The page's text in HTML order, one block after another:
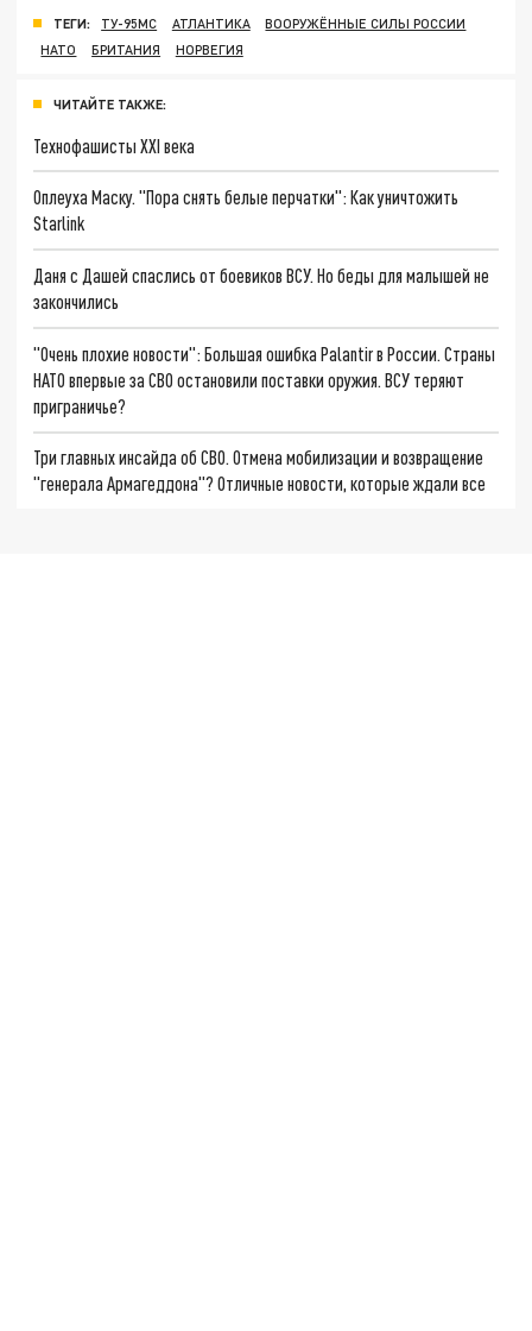
ТЕГИ: ТУ-95МС АТЛАНТИКА
ВООРУЖЁННЫЕ СИЛЫ РОССИИ
НАТО
БРИТАНИЯ НОРВЕГИЯ
ЧИТАЙТЕ ТАКЖЕ:
Технофашисты XXI века
Оплеуха Маску. "Пора снять белые перчатки": Как уничтожить
Starlink
Даня с Дашей спаслись от боевиков ВСУ. Но беды для малышей не
закончились
"Очень плохие новости": Большая ошибка Palantir в России. Страны
НАТО впервые за СВО остановили поставки оружия. ВСУ теряют
приграничье?
Три главных инсайда об СВО. Отмена мобилизации и возвращение
"генерала Армагеддона"? Отличные новости, которые ждали все